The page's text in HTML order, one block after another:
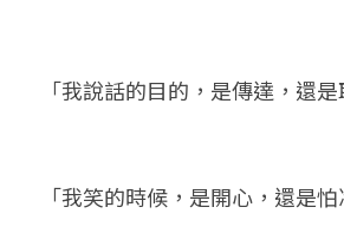
「我說話的目的，是傳達，還是
「我笑的時候，是開心，還是怕